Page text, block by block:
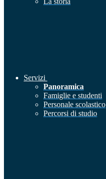
Servizi
Panoramica
Famiglie e studenti
Personale scolastico
Percorsi di studio